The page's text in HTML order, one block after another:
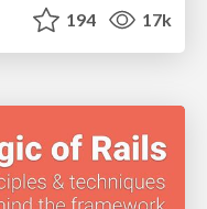
194 17k